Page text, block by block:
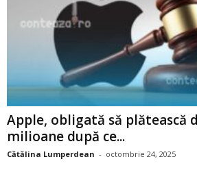
Apple, obligată să plătească
milioane după ce...
Cătălina Lumperdean - octombrie 24, 2025